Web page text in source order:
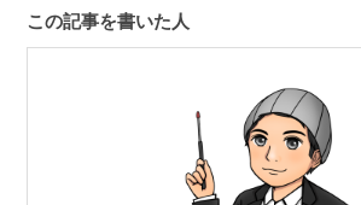
この記事を書いた人